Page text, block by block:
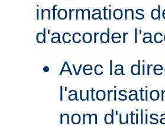
informations
d'accorder
Avec la
nom